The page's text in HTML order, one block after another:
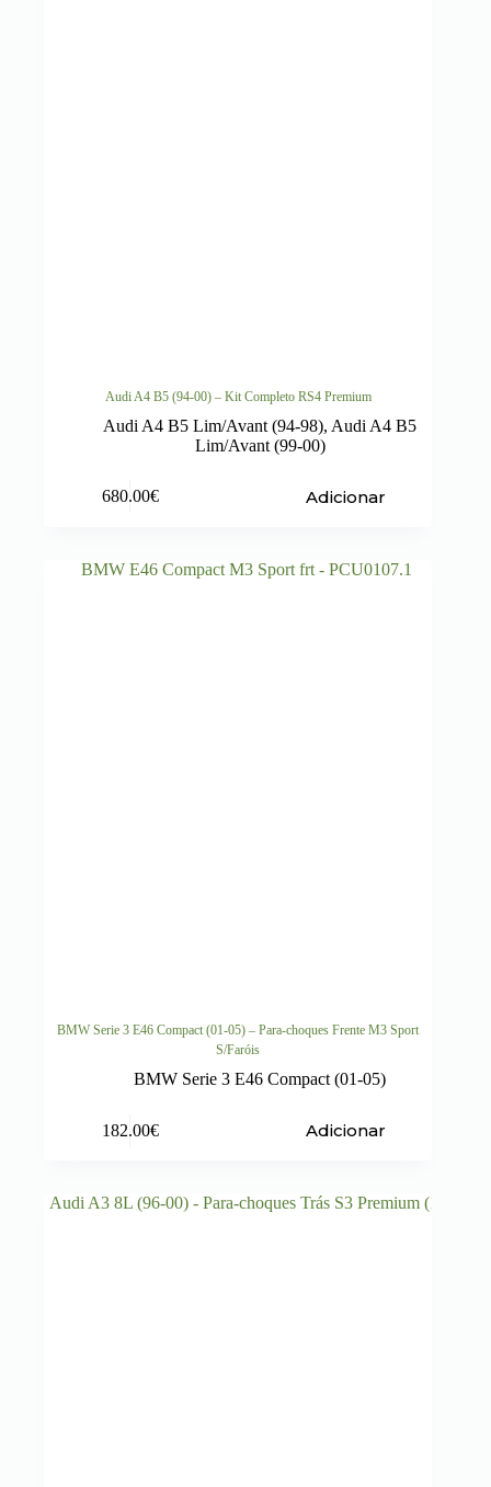
Audi A4 B5 (94-00) – Kit Completo RS4 Premium
Audi A4 B5 Lim/Avant (94-98), Audi A4 B5
Lim/Avant (99-00)
680.00€ Adicionar
BMW Serie 3 E46 Compact (01-05) – Para-choques Frente M3 Sport
S/Faróis
BMW Serie 3 E46 Compact (01-05)
182.00€ Adicionar